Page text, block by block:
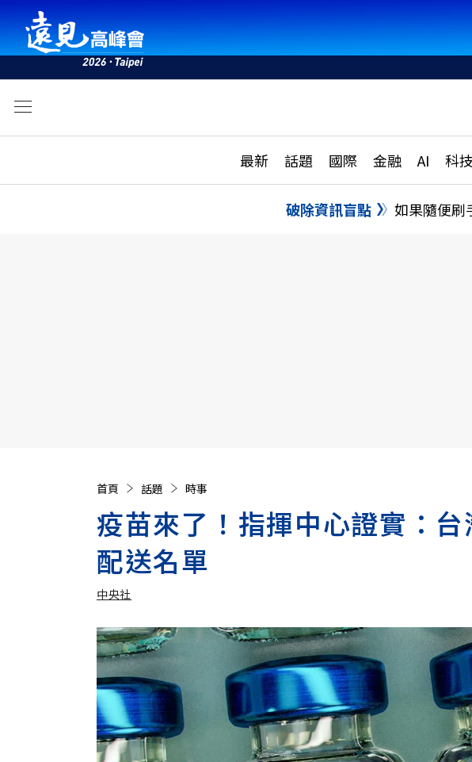
最新 話題 國際 金融 AI 科技
活動
話題
國際
破除資訊盲點 如果隨便刷
首頁 話題 時事
疫苗來了！指揮中心證實：台
配送名單
中央社
中央社 加入追蹤